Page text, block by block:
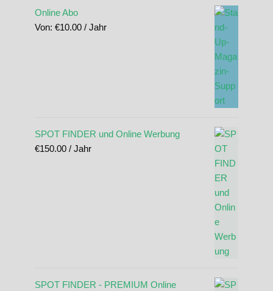
Online Abo
Von: €10.00 / Jahr
SPOT FINDER und Online Werbung
€150.00 / Jahr
SPOT FINDER - PREMIUM Online